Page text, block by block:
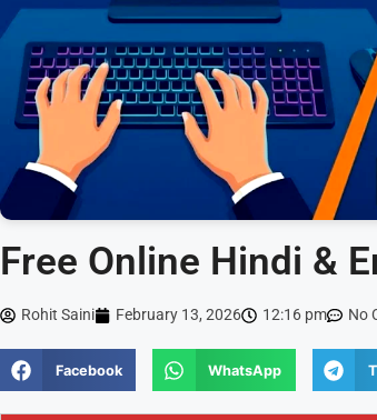
Free Online Hindi &
Rohit Saini February 13, 2026 12:16 pm No
Facebook WhatsApp